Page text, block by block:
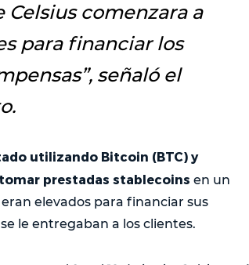
Celsius comenzara a
para financiar los
”, señaló el
utilizando Bitcoin (BTC) y
prestadas stablecoins en un
elevados para financiar sus
le entregaban a los clientes.